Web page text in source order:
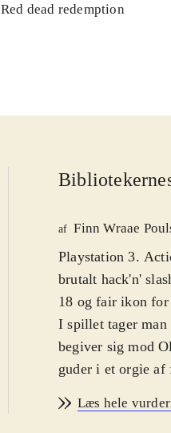
Red dead redemption
af Finn Wraae
Playstation 3.
brutalt hack'n'
18 og fair ikon for
I spillet tager man
begiver sig mod
guder i et orgie af
ind i, og spillet
Læs hele